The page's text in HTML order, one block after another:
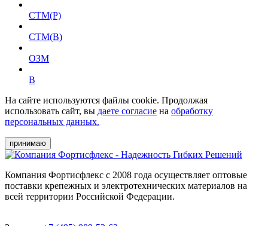
СТМ(Р)
СТМ(В)
ОЗМ
В
На сайте используются файлы cookie. Продолжая
использовать сайт, вы даете согласие на обработку
персональных данных.
принимаю
Компания Фортисфлекс с 2008 года осуществляет оптовые
поставки крепежных и электротехнических материалов на
всей территории Российской Федерации.